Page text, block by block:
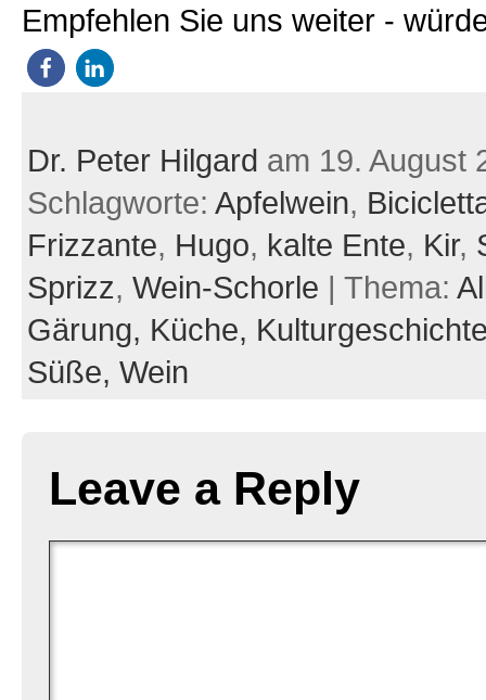
Empfehlen Sie uns weiter -
Dr. Peter Hilgard am 19. August
Schlagworte: Apfelwein,
Frizzante, Hugo, kalte Ente, Kir,
Sprizz, Wein-Schorle | Thema:
Gärung, Küche,
Süße, Wein
Leave a Reply